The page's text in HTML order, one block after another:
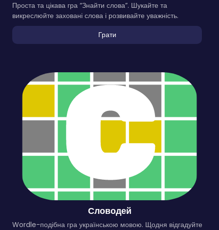
Проста та цікава гра “Знайти слова”. Шукайте та
викреслюйте заховані слова і розвивайте уважність.
Грати
Словодей
Wordle-подібна гра українською мовою. Щодня відгадуйте